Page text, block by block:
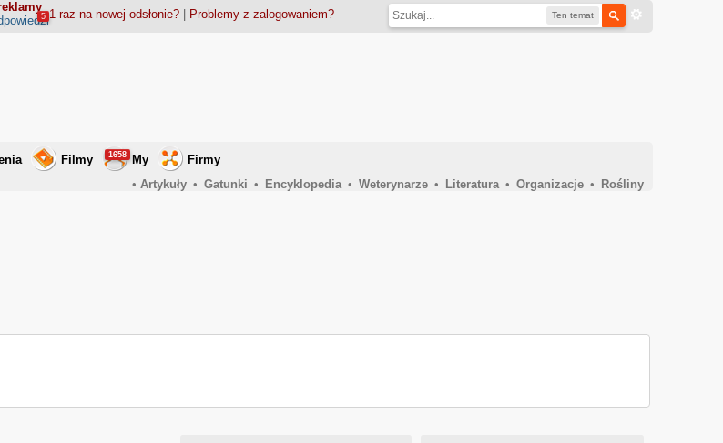
Ten temat
1 raz na nowej odsłonie?| Problemy z zalogowaniem?
5
Filmy My
1658
Firmy
• Artykuły • Gatunki • Encyklopedia • Weterynarze • Literatura • Organizacje •
Rośliny